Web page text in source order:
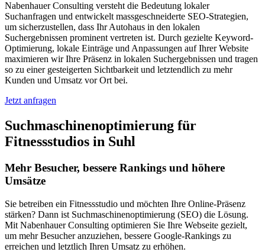
Nabenhauer Consulting versteht die Bedeutung lokaler
Suchanfragen und entwickelt massgeschneiderte SEO-Strategien,
um sicherzustellen, dass Ihr Autohaus in den lokalen
Suchergebnissen prominent vertreten ist. Durch gezielte Keyword-
Optimierung, lokale Einträge und Anpassungen auf Ihrer Website
maximieren wir Ihre Präsenz in lokalen Suchergebnissen und tragen
so zu einer gesteigerten Sichtbarkeit und letztendlich zu mehr
Kunden und Umsatz vor Ort bei.
Jetzt anfragen
Suchmaschinenoptimierung für
Fitnessstudios in Suhl
Mehr Besucher, bessere Rankings und höhere
Umsätze
Sie betreiben ein Fitnessstudio und möchten Ihre Online-Präsenz
stärken? Dann ist Suchmaschinenoptimierung (SEO) die Lösung.
Mit Nabenhauer Consulting optimieren Sie Ihre Webseite gezielt,
um mehr Besucher anzuziehen, bessere Google-Rankings zu
erreichen und letztlich Ihren Umsatz zu erhöhen.